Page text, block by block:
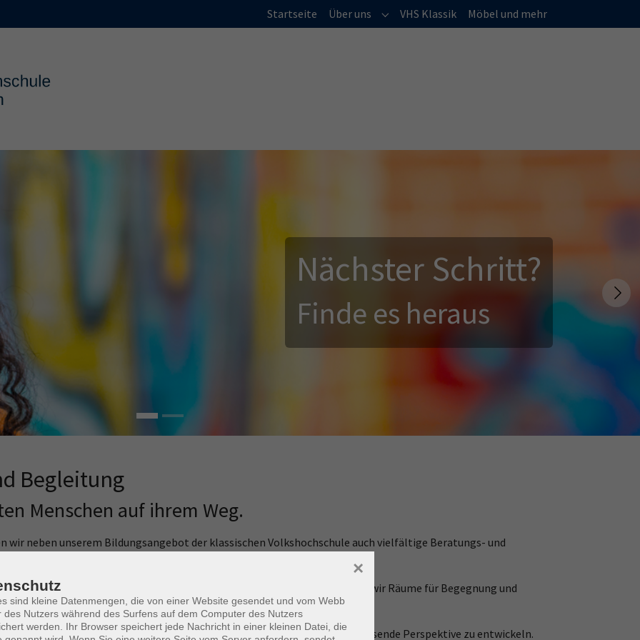
Startseite (current)
Über uns Submenu for "Über uns"
VHS Klassik Möbel und mehr
Nächster Schritt?
Finde es heraus Next
Begleitung
Menschen auf ihrem Weg.
wir neben unserem Bildungsangebot der klassischen Volkshochschule auch vielfältige Beratungs- und
über Wohneinrichtungen bis hin zum Mehrgenerationenhaus – schaffen wir Räume für Begegnung und
Generationen aktiv gelebt.
ihrem Weg in Ausbildung und Beruf und unterstützen sie dabei, eine passende Perspektive zu entwickeln.
sind kleine Datenmengen, die von einer Website gesendet und vom Webb
des Nutzers während des Surfens auf dem Computer des Nutzers
werden. Ihr Browser speichert jede Nachricht in einer kleinen Datei, die
×